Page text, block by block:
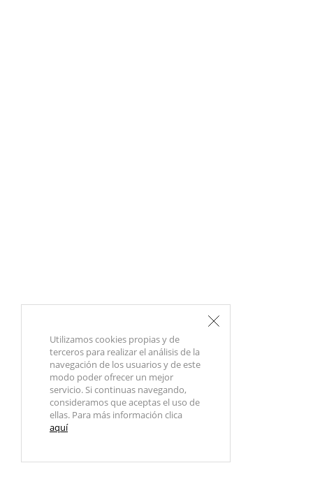
Utilizamos cookies propias y de
terceros para realizar el análisis de la
navegación de los usuarios y de este
modo poder ofrecer un mejor
servicio. Si continuas navegando,
consideramos que aceptas el uso de
ellas. Para más información clica
aquí